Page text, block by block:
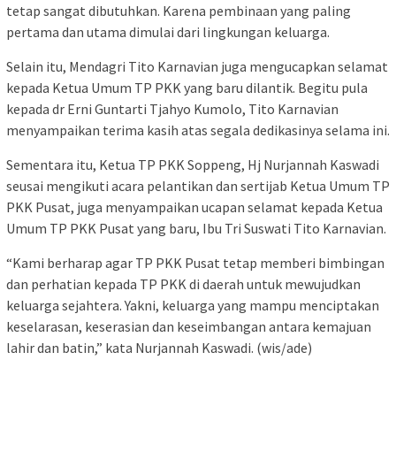
tetap sangat dibutuhkan. Karena pembinaan yang paling
pertama dan utama dimulai dari lingkungan keluarga.
Selain itu, Mendagri Tito Karnavian juga mengucapkan selamat
kepada Ketua Umum TP PKK yang baru dilantik. Begitu pula
kepada dr Erni Guntarti Tjahyo Kumolo, Tito Karnavian
menyampaikan terima kasih atas segala dedikasinya selama ini.
Sementara itu, Ketua TP PKK Soppeng, Hj Nurjannah Kaswadi
seusai mengikuti acara pelantikan dan sertijab Ketua Umum TP
PKK Pusat, juga menyampaikan ucapan selamat kepada Ketua
Umum TP PKK Pusat yang baru, Ibu Tri Suswati Tito Karnavian.
“Kami berharap agar TP PKK Pusat tetap memberi bimbingan
dan perhatian kepada TP PKK di daerah untuk mewujudkan
keluarga sejahtera. Yakni, keluarga yang mampu menciptakan
keselarasan, keserasian dan keseimbangan antara kemajuan
lahir dan batin,” kata Nurjannah Kaswadi. (wis/ade)